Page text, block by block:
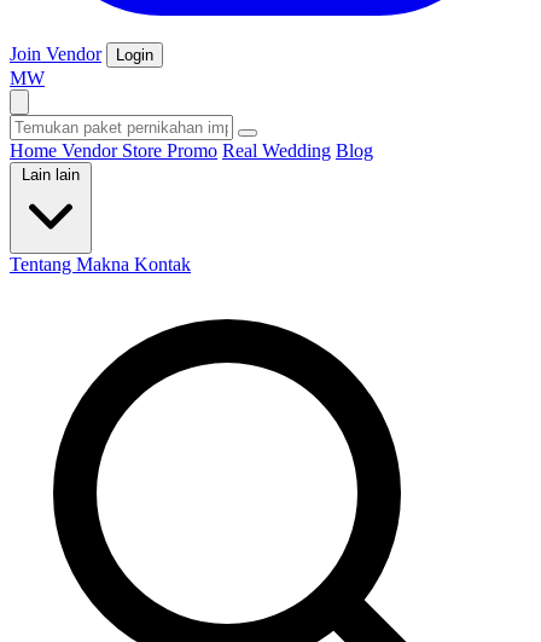
Join Vendor Login
MW
Home Vendor Store Promo Real Wedding Blog
Lain lain
Tentang Makna Kontak